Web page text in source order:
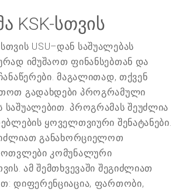
KSK-სთვის
USU–დან საშუალებას
იმუშაოთ ფინანსებთან და
მაგალითად, თქვენ
გადახდები პროგრამული
პროგრამას შეუძლია
ყოველთვიური შენატანები.
განახორციელოთ
კომუნალური
ამ შემთხვევაში შეგიძლიათ
დიფერენციაცია, ფართობი,